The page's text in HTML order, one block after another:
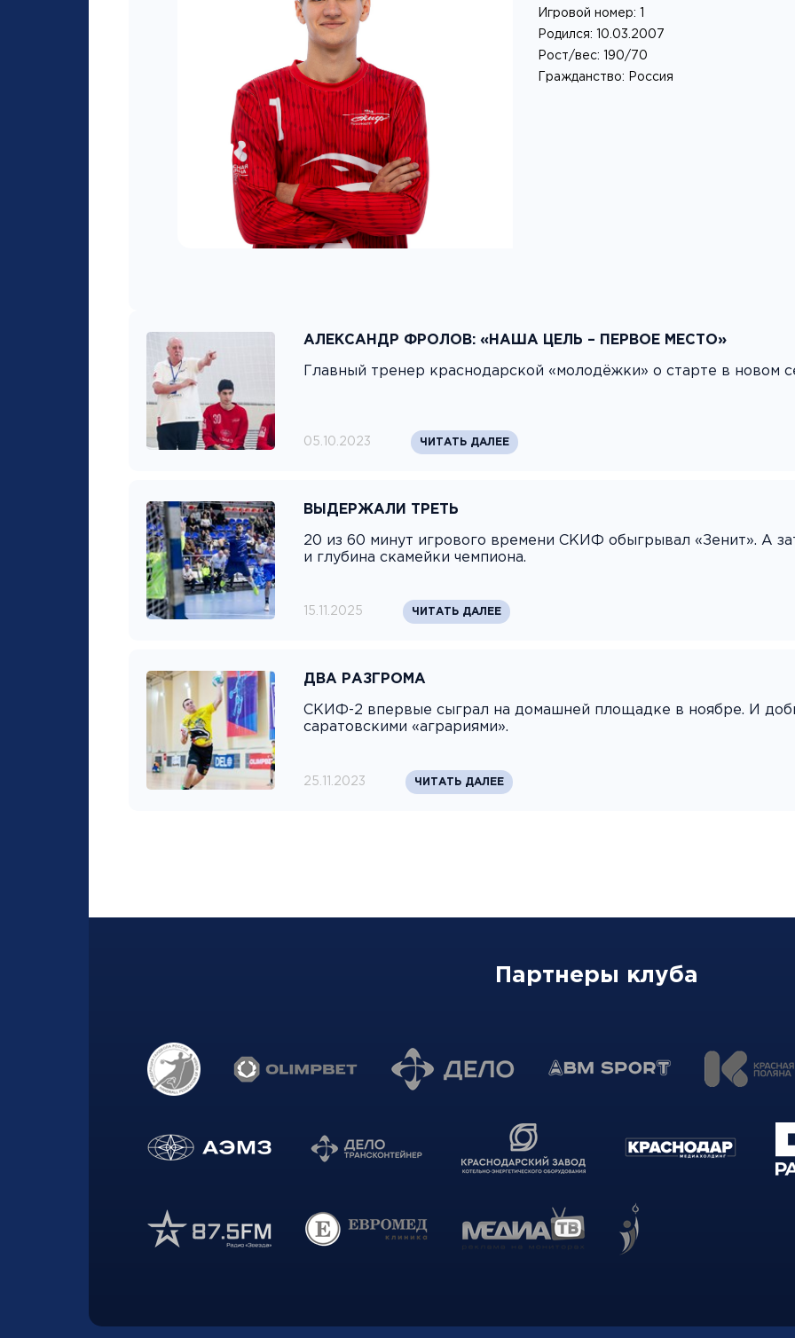
Игровой номер: 1
Родился: 10.03.2007
Рост/вес: 190/70
Гражданство: Россия
АЛЕКСАНДР ФРОЛОВ: «НАША ЦЕЛЬ – ПЕРВОЕ МЕСТО»
Главный тренер краснодарской «молодёжки» о старте в новом
05.10.2023 ЧИТАТЬ ДАЛЕЕ
ВЫДЕРЖАЛИ ТРЕТЬ
20 из 60 минут игрового времени СКИФ обыгрывал «Зенит». А
и глубина скамейки чемпиона.
15.11.2025 ЧИТАТЬ ДАЛЕЕ
ДВА РАЗГРОМА
СКИФ-2 впервые сыграл на домашней площадке в ноябре. И
саратовскими «аграриями».
25.11.2023 ЧИТАТЬ ДАЛЕЕ
Партнеры клуба